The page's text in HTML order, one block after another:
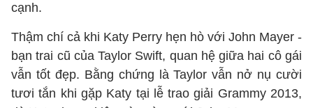
cạnh.
Thậm chí cả khi Katy Perry hẹn hò với John Mayer -
bạn trai cũ của Taylor Swift, quan hệ giữa hai cô gái
vẫn tốt đẹp. Bằng chứng là Taylor vẫn nở nụ cười
tươi tắn khi gặp Katy tại lễ trao giải Grammy 2013,